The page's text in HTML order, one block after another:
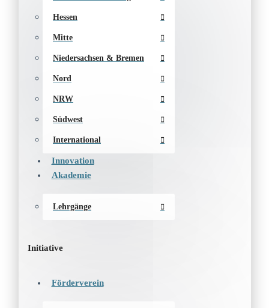
Hessen
Mitte
Niedersachsen & Bremen
Nord
NRW
Südwest
International
Innovation
Akademie
Lehrgänge
Initiative
Förderverein